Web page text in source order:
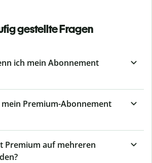
gestellte Fragen
ich mein Abonnement
Premium-Abonnement
Premium auf mehreren